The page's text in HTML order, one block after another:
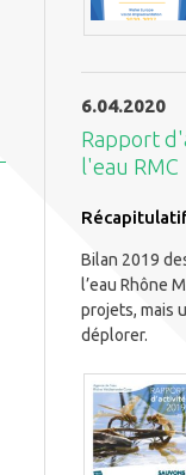
6.04.2020
Rapport
l'eau RMC
Bilan 2019
l’eau Rhône
projets, mais
déplorer.